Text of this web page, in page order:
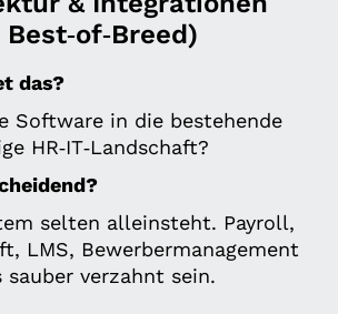
das?
Software in die bestehende
HR‑IT‑Landschaft?
selten alleinsteht. Payroll,
LMS, Bewerbermanagement
sauber verzahnt sein.